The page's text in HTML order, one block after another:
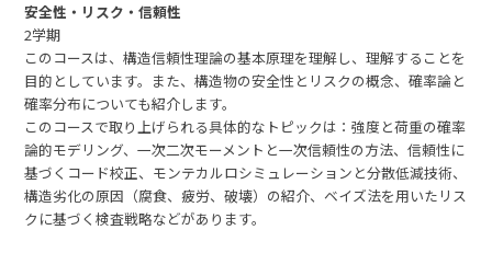
安全性・リスク・信頼性
2学期
このコースは、構造信頼性理論の基本原理を理解し、理解することを
目的としています。また、構造物の安全性とリスクの概念、確率論と
確率分布についても紹介します。
このコースで取り上げられる具体的なトピックは：強度と荷重の確率
論的モデリング、一次二次モーメントと一次信頼性の方法、信頼性に
基づくコード校正、モンテカルロシミュレーションと分散低減技術、
構造劣化の原因（腐食、疲労、破壊）の紹介、ベイズ法を用いたリス
クに基づく検査戦略などがあります。